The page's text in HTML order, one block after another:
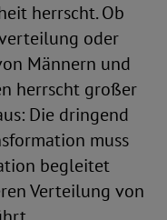
herrscht. Ob
oder
Männern und
herrscht großer
Die dringend
muss
begleitet
Verteilung von